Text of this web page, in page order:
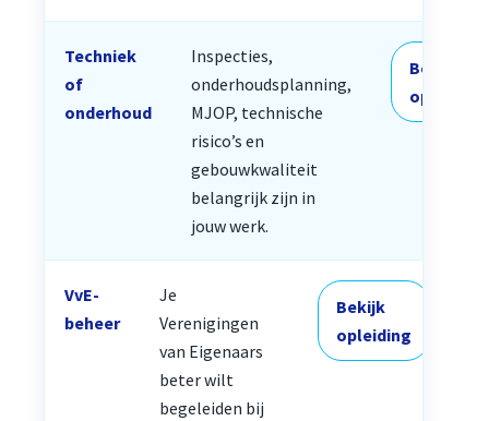
Techniek
of
onderhoud
Inspecties,
onderhoudsplanning,
MJOP, technische
risico’s en
gebouwkwaliteit
belangrijk zijn in
jouw werk.
Bekijk
opleiding
VvE-
beheer
Je
Verenigingen
van Eigenaars
beter wilt
begeleiden bij
Bekijk
opleiding